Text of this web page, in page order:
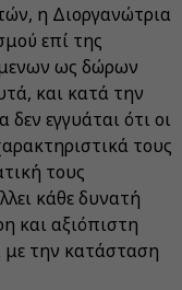
η Διοργανώτρια
επί της
ως δώρων
και κατά την
εγγυάται ότι οι
τους
τους
κάθε δυνατή
και αξιόπιστη
την κατάσταση